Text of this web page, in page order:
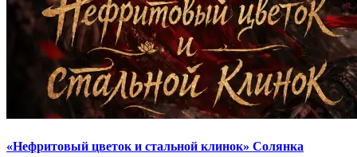
«Нефритовый цветок и стальной клинок» Солянка